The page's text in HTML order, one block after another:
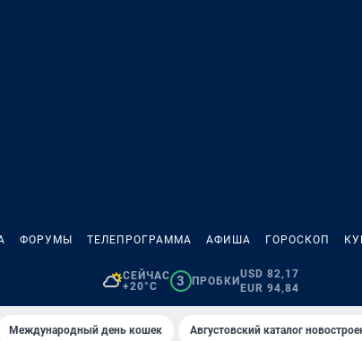
ФОРУМЫ ТЕЛЕПРОГРАММА АФИША ГОРОСКОП
СЕЙЧАС
+20°C
3 ПРОБКИ
USD 82,17
EUR 94,84
Международный день кошек Августовский каталог